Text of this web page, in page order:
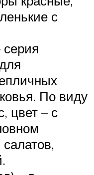
с
серия
По виду
цвет – с